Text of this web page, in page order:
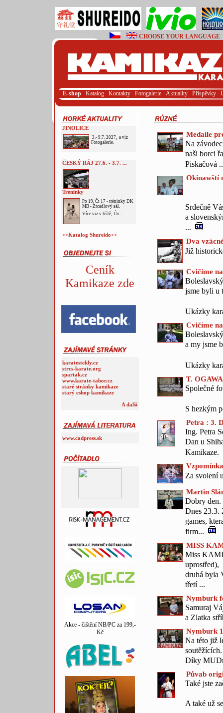
CHOOSE YOUR LANGUAGE
E-shop Katalog Kontakty Fotogalerie Aktuality Příspěvky
JINOLICE
3.- 9.7. 2027, a viz
Fotogalerie.
ČESKÝ RÁJ 27.6. - 3.7. ...
Tréninky
Po 19, Čt 17 - tréninky DK
MB - Zrcadlový sál.
Více viz v liště; Úv...
>>Katalog Shureido<<
Ceník
Kamikaze zde
karatestekly.cz
strcs-karate.org
spartak.cz
www.karate-tabor.cz
staré stránky kamikaze
starý eshop kamikaze
A další
www.cadpress.sk
Akce - čištění NB/PC za 199,-
Kč
Medaile
Na
naši borci
Piskačová
Okinawští
Srdečně
a
...
Dva
Již
Cvičíme
jsme byli u
Ukázky
Cvičíme
a my jsme
Ukázky
T.
Společné
S hezkým
Petra : 3.
Ing. Petra
Dan u
Kamikaze.
Za svolení
Martin
Dobry den.
Dnes 23.3.
games,
firm...
MISS
Miss
uprostřed),
druhá byla
třetí ...
Nymburk
Samuraj
a Zlatka
Nymburk
Na této již
soutěžících.
Díky
Půvab
Také jste
A také už